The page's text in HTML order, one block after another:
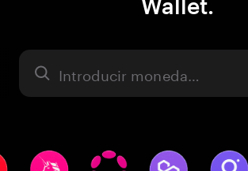
Wallet.
Activo